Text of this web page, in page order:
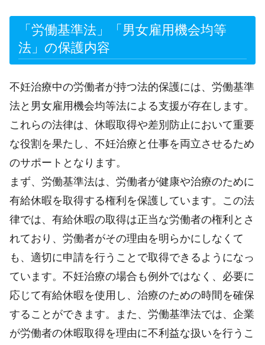
「労働基準法」「男女雇用機会均等
法」の保護内容
不妊治療中の労働者が持つ法的保護には、労働基準
法と男女雇用機会均等法による支援が存在します。
これらの法律は、休暇取得や差別防止において重要
な役割を果たし、不妊治療と仕事を両立させるため
のサポートとなります。
まず、労働基準法は、労働者が健康や治療のために
有給休暇を取得する権利を保護しています。この法
律では、有給休暇の取得は正当な労働者の権利とさ
れており、労働者がその理由を明らかにしなくて
も、適切に申請を行うことで取得できるようになっ
ています。不妊治療の場合も例外ではなく、必要に
応じて有給休暇を使用し、治療のための時間を確保
することができます。また、労働基準法では、企業
が労働者の休暇取得を理由に不利益な扱いを行うこ